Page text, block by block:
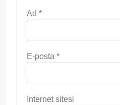
Ad *
E-posta *
İnternet sitesi